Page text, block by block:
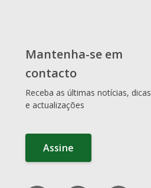
Mantenha-se em
contacto
Receba as últimas notícias, dicas
e actualizações
Assine